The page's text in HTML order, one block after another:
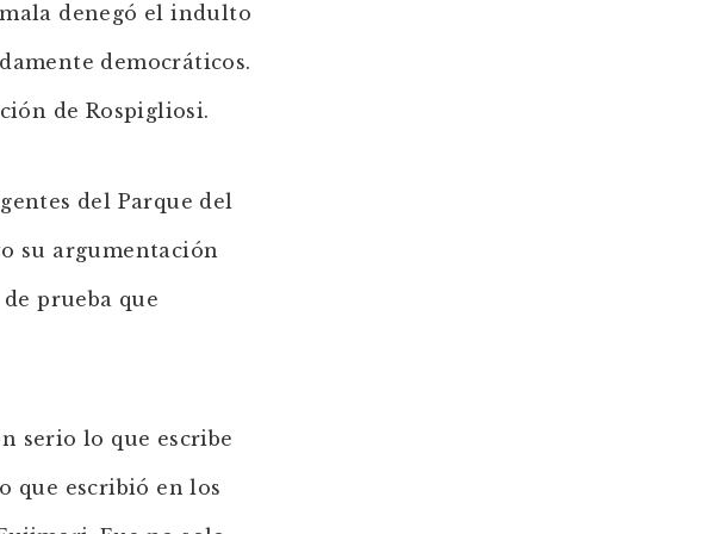
denegó el indulto
democráticos.
de Rospigliosi.
del Parque del
su argumentación
prueba que
serio lo que escribe
que escribió en los